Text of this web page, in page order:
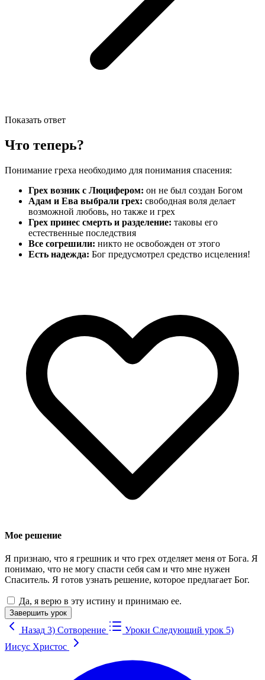
Показать ответ
Что теперь?
Понимание греха необходимо для понимания спасения:
Грех возник с Люцифером: он не был создан Богом
Адам и Ева выбрали грех: свободная воля делает
возможной любовь, но также и грех
Грех принес смерть и разделение: таковы его
естественные последствия
Все согрешили: никто не освобожден от этого
Есть надежда: Бог предусмотрел средство исцеления!
Мое решение
Я признаю, что я грешник и что грех отделяет меня от Бога. Я
понимаю, что не могу спасти себя сам и что мне нужен
Спаситель. Я готов узнать решение, которое предлагает Бог.
Да, я верю в эту истину и принимаю ее.
Завершить урок
Назад 3) Сотворение Уроки Следующий урок 5)
Иисус Христос